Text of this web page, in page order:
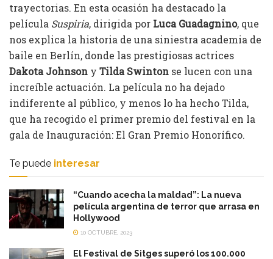
trayectorias. En esta ocasión ha destacado la
película Suspiria, dirigida por Luca Guadagnino, que
nos explica la historia de una siniestra academia de
baile en Berlín, donde las prestigiosas actrices
Dakota Johnson y Tilda Swinton se lucen con una
increíble actuación. La película no ha dejado
indiferente al público, y menos lo ha hecho Tilda,
que ha recogido el primer premio del festival en la
gala de Inauguración: El Gran Premio Honorífico.
Te puede interesar
“Cuando acecha la maldad”: La nueva
película argentina de terror que arrasa en
Hollywood
10 OCTUBRE, 2023
El Festival de Sitges superó los 100.000